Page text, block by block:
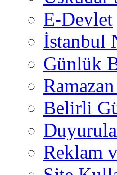
E-Devlet
İstanbul
Günlük
Belirli
Reklam